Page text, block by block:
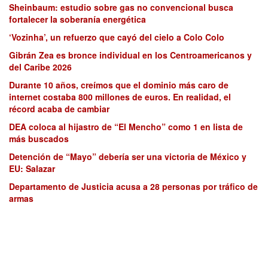
Sheinbaum: estudio sobre gas no convencional busca
fortalecer la soberanía energética
‘Vozinha’, un refuerzo que cayó del cielo a Colo Colo
Gibrán Zea es bronce individual en los Centroamericanos y
del Caribe 2026
Durante 10 años, creímos que el dominio más caro de
internet costaba 800 millones de euros. En realidad, el
récord acaba de cambiar
DEA coloca al hijastro de “El Mencho” como 1 en lista de
más buscados
Detención de “Mayo” debería ser una victoria de México y
EU: Salazar
Departamento de Justicia acusa a 28 personas por tráfico de
armas